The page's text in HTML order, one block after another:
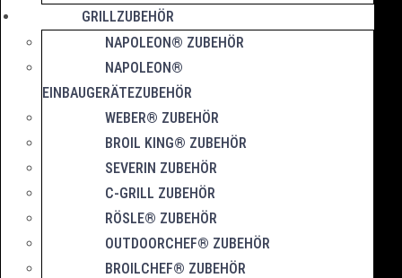
GRILLZUBEHÖR
NAPOLEON® ZUBEHÖR
NAPOLEON®
EINBAUGERÄTEZUBEHÖR
WEBER® ZUBEHÖR
BROIL KING® ZUBEHÖR
SEVERIN ZUBEHÖR
C-GRILL ZUBEHÖR
RÖSLE® ZUBEHÖR
OUTDOORCHEF® ZUBEHÖR
BROILCHEF® ZUBEHÖR